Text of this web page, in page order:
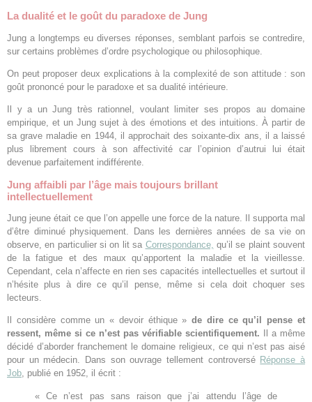
La dualité et le goût du paradoxe de Jung
Jung a longtemps eu diverses réponses, semblant parfois se contredire,
sur certains problèmes d’ordre psychologique ou philosophique.
On peut proposer deux explications à la complexité de son attitude : son
goût prononcé pour le paradoxe et sa dualité intérieure.
Il y a un Jung très rationnel, voulant limiter ses propos au domaine
empirique, et un Jung sujet à des émotions et des intuitions. À partir de
sa grave maladie en 1944, il approchait des soixante-dix ans, il a laissé
plus librement cours à son affectivité car l’opinion d’autrui lui était
devenue parfaitement indifférente.
Jung affaibli par l’âge mais toujours brillant
intellectuellement
Jung jeune était ce que l’on appelle une force de la nature. Il supporta mal
d’être diminué physiquement. Dans les dernières années de sa vie on
observe, en particulier si on lit sa Correspondance, qu’il se plaint souvent
de la fatigue et des maux qu’apportent la maladie et la vieillesse.
Cependant, cela n’affecte en rien ses capacités intellectuelles et surtout il
n’hésite plus à dire ce qu’il pense, même si cela doit choquer ses
lecteurs.
Il considère comme un « devoir éthique »de dire ce qu’il pense et
ressent, même si ce n’est pas vérifiable scientifiquement. Il a même
décidé d’aborder franchement le domaine religieux, ce qui n’est pas aisé
pour un médecin. Dans son ouvrage tellement controversé Réponse à
Job, publié en 1952, il écrit :
« Ce n’est pas sans raison que j’ai attendu l’âge de